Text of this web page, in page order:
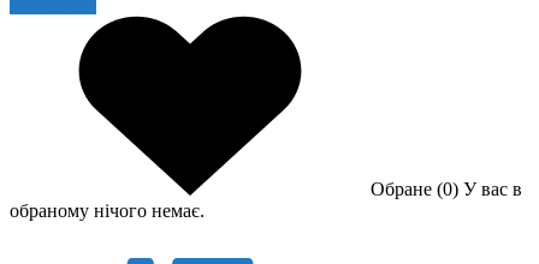
Обране (0) У вас в
обраному нічого немає.